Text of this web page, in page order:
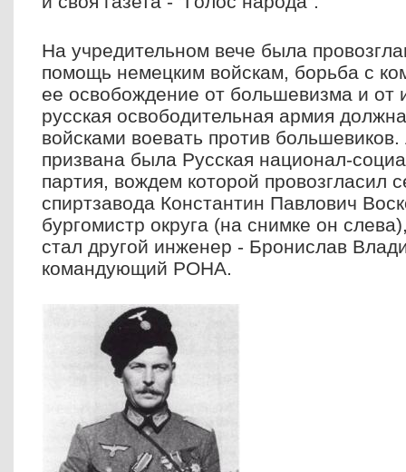
На учредительном вече была
помощь немецким войскам, борьба с
ее освобождение от большевизма и от
русская освободительная армия
войсками воевать против
призвана была Русская национал-
партия, вождем которой провозгласил
спиртзавода Константин Павлович
бургомистр округа (на снимке он
стал другой инженер - Бронислав
командующий РОНА.